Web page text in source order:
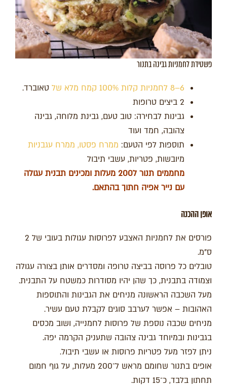
פשטידת לחמניות גבינה בתנור
6–8 לחמניות קלות 100% קמח מלא של
טאוברד.
2 ביצים טרופות
גבינות לבחירה: טוב טעם, גבינת מלוחה, גבינה
צהובה, חמד ועוד
תוספות לפי הטעם: ממרח פסטו, ממרח עגבניות
מיובשות, פטריות, עשבי תיבול
מחממים תנור ל200 מעלות ומכינים תבנית עגולה
עם נייר אפיה חתוך בהתאם.
אופן ההכנה
פורסים את לחמניות האצבע לפרוסות עגולות בעובי של 2
ס"מ.
טובלים כל פרוסה בביצה טרופה ומסדרים אותן בצורה עגולה
וצמודה בתבנית, כך שהן יהיו מסודרות כמשטח על התבנית.
מעל השכבה הראשונה מניחים את הגבינות והתוספות
האהובות – אפשר לערבב סוגים לקבלת טעם עשיר.
מניחים שכבה נוספת של פרוסות לחמנייה, ושוב מכסים
בגבינות ובמיוחד גבינה צהובה שתעניק הקרמה יפה.
ניתן לפזר מעל פטריות פרוסות או עשבי תיבול.
אופים בתנור שחומם מראש ל־200 מעלות, על גוף חמום
תחתון בלבד, כ־15 דקות.